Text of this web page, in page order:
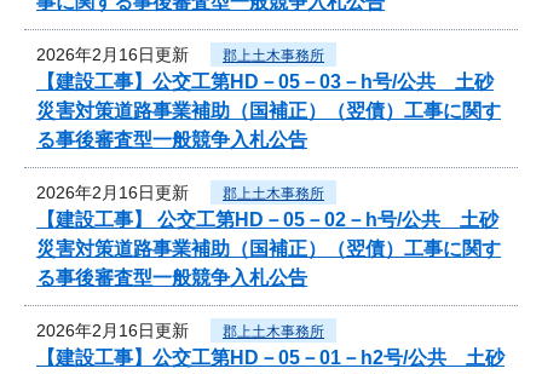
2026年2月16日更新 郡上土木事務所
【建設工事】公交工第HD－05－03－h号/公共 土砂
災害対策道路事業補助（国補正）（翌債）工事に関す
る事後審査型一般競争入札公告
2026年2月16日更新 郡上土木事務所
【建設工事】 公交工第HD－05－02－h号/公共 土砂
災害対策道路事業補助（国補正）（翌債）工事に関す
る事後審査型一般競争入札公告
2026年2月16日更新 郡上土木事務所
【建設工事】公交工第HD－05－01－h2号/公共 土砂